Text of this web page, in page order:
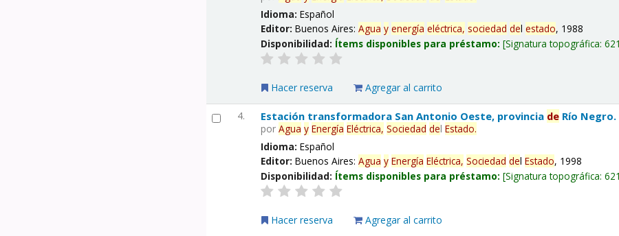
Idioma:Español
Editor:Buenos Aires:Agua y energía eléctrica, sociedad delestado, 1988
Disponibilidad: Ítems disponibles para préstamo: Signatura topográfica:
Hacer reserva Agregar al carrito
4. Estación transformadora San Antonio Oeste, provincia de Río Negro.
porAgua y Energía Eléctrica, Sociedad delEstado.
Idioma:Español
Editor:Buenos Aires:Agua y Energía Eléctrica, Sociedad delEstado, 1998
Disponibilidad: Ítems disponibles para préstamo: Signatura topográfica:
Hacer reserva Agregar al carrito